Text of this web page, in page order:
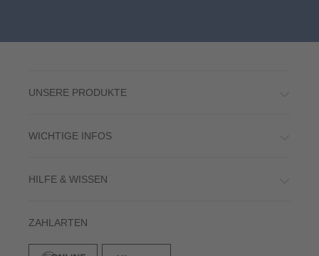
UNSERE PRODUKTE
WICHTIGE INFOS
HILFE & WISSEN
ZAHLARTEN